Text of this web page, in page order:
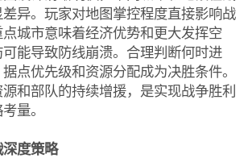
异。玩家对地图掌控程度直接影响战
城市意味着经济优势和更大发挥空
能导致防线崩溃。合理判断何时进
点优先级和资源分配成为决胜条件。
和部队的持续增援，是实现战争胜利
量。
度策略